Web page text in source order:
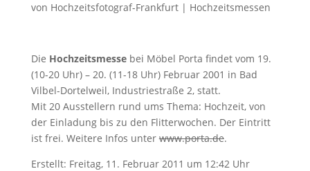
von Hochzeitsfotograf-Frankfurt| Hochzeitsmessen
Die Hochzeitsmessebei Möbel Porta findet vom 19.
(10-20 Uhr) – 20. (11-18 Uhr) Februar 2001 in Bad
Vilbel-Dortelweil, Industriestraße 2, statt.
Mit 20 Ausstellern rund ums Thema: Hochzeit, von
der Einladung bis zu den Flitterwochen. Der Eintritt
ist frei. Weitere Infos unterwww.porta.de.
Erstellt: Freitag, 11. Februar 2011 um 12:42 Uhr